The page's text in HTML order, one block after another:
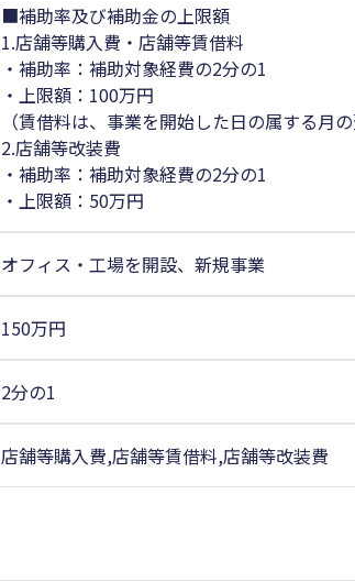
■補助率及び補助金の上限額
1.店舗等購入費・店舗等賃借料
・補助率：補助対象経費の2分の1
・上限額：100万円
（賃借料は、事業を開始した日の属する月
2.店舗等改装費
・補助率：補助対象経費の2分の1
・上限額：50万円
オフィス・工場を開設、新規事業
150万円
2分の1
店舗等購入費,店舗等賃借料,店舗等改装費